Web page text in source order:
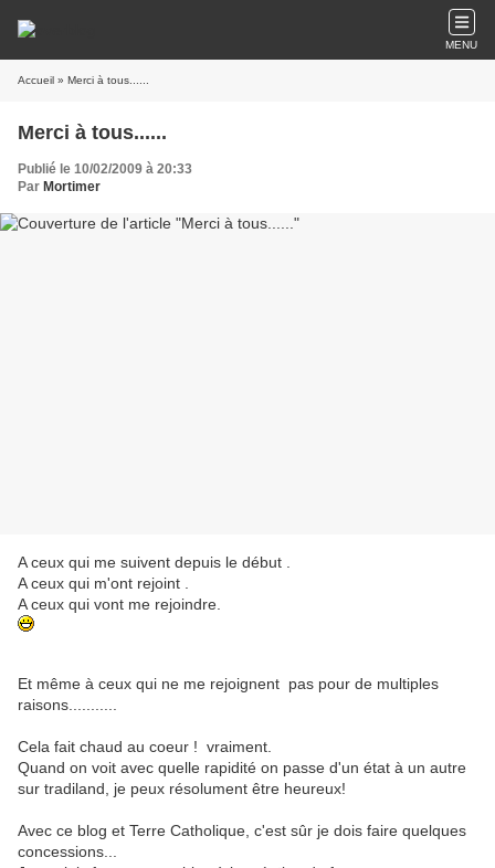
MENU
Accueil » Merci à tous......
Merci à tous......
Publié le 10/02/2009 à 20:33
Par Mortimer
A ceux qui me suivent depuis le début .
A ceux qui m'ont rejoint .
A ceux qui vont me rejoindre.
Et même à ceux qui ne me rejoignent pas pour de multiples
raisons...........
Cela fait chaud au coeur ! vraiment.
Quand on voit avec quelle rapidité on passe d'un état à un autre
sur tradiland, je peux résolument être heureux!
Avec ce blog et Terre Catholique, c'est sûr je dois faire quelques
concessions...